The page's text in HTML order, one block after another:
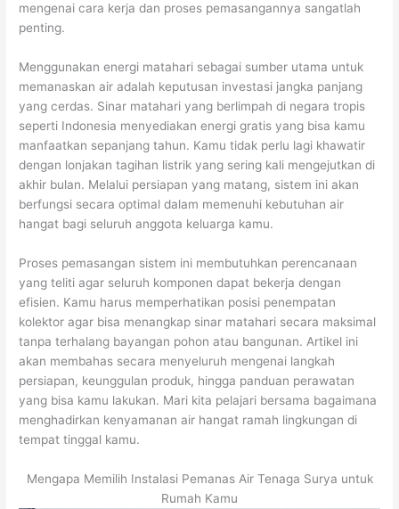
mengenai cara kerja dan proses pemasangannya sangatlah
penting.
Menggunakan energi matahari sebagai sumber utama untuk
memanaskan air adalah keputusan investasi jangka panjang
yang cerdas. Sinar matahari yang berlimpah di negara tropis
seperti Indonesia menyediakan energi gratis yang bisa kamu
manfaatkan sepanjang tahun. Kamu tidak perlu lagi khawatir
dengan lonjakan tagihan listrik yang sering kali mengejutkan di
akhir bulan. Melalui persiapan yang matang, sistem ini akan
berfungsi secara optimal dalam memenuhi kebutuhan air
hangat bagi seluruh anggota keluarga kamu.
Proses pemasangan sistem ini membutuhkan perencanaan
yang teliti agar seluruh komponen dapat bekerja dengan
efisien. Kamu harus memperhatikan posisi penempatan
kolektor agar bisa menangkap sinar matahari secara maksimal
tanpa terhalang bayangan pohon atau bangunan. Artikel ini
akan membahas secara menyeluruh mengenai langkah
persiapan, keunggulan produk, hingga panduan perawatan
yang bisa kamu lakukan. Mari kita pelajari bersama bagaimana
menghadirkan kenyamanan air hangat ramah lingkungan di
tempat tinggal kamu.
Mengapa Memilih Instalasi Pemanas Air Tenaga Surya untuk
Rumah Kamu